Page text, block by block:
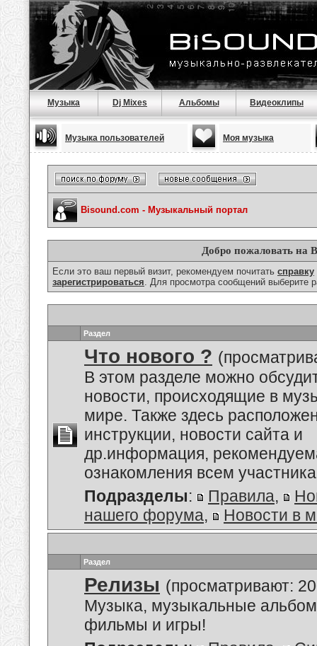
Музыка Dj Mixes Альбомы Видеоклипы
Музыка пользователей Моя музыка
Bisound.com - Музыкальный портал
Добро пожаловать на
Если это ваш первый визит, рекомендуем почитать справку
зарегистрироваться. Для просмотра сообщений выберите
Раздел
Что нового ?
В этом разделе можно
новости, происходящие в
мире. Также здесь
инструкции, новости сайта и
др.информация,
ознакомления всем
Подразделы: Правила,
нашего форума, Новости в
Раздел
Релизы (просматривают:
Музыка, музыкальные
фильмы и игры!